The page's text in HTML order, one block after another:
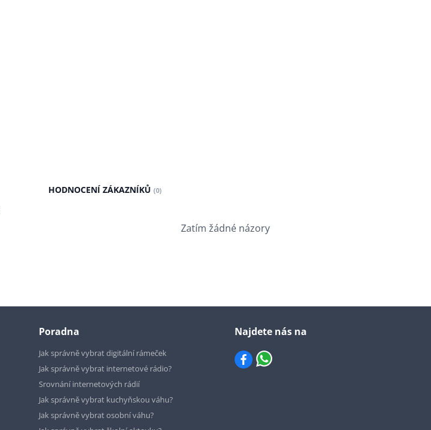
HODNOCENÍ ZÁKAZNÍKŮ (0)
Zatím žádné názory
Poradna
Jak správně vybrat digitální rámeček
Jak správně vybrat internetové rádio?
Srovnání internetových rádií
Jak správně vybrat kuchyňskou váhu?
Jak správně vybrat osobní váhu?
Najdete nás na